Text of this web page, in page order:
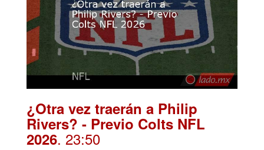
¿Otra vez traerán a Philip
Rivers? - Previo Colts NFL
2026. 23:50